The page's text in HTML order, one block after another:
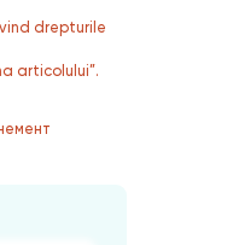
drepturile
articolului”.